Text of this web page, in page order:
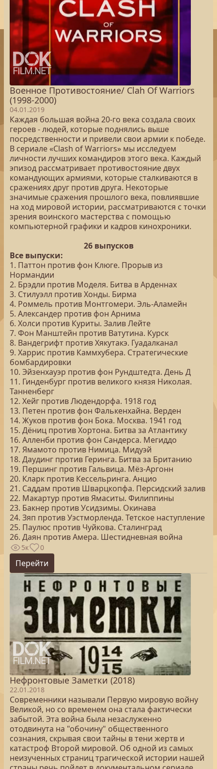
Военное Противостояние/ Clah Of Warriors
(1998-2000)
04.01.2019
Каждая большая война 20-го века создала своих
героев - людей, которые поднялись выше
посредственности и привели свои армии к победе.
В сериале «Clash of Warriors» мы исследуем
личности лучших командиров этого века. Каждый
эпизод рассматривает противостояние двух
командующих армиями, которые сталкиваются в
сражениях друг против друга. Некоторые
значимые сражения прошлого века, повлиявшие
на ход мировой истории, рассматриваются с точки
зрения воинского мастерства с помощью
компьютерной графики и кадров кинохроники.
26 выпусков
Все выпуски:
1. Паттон против фон Клюге. Прорыв из
Нормандии
2. Брэдли против Моделя. Битва в Арденнах
3. Стилуэлл против Хонды. Бирма
4. Роммель против Монтгомери. Эль-Аламейн
5. Александер против фон Арнима
6. Холси против Куриты. Залив Лейте
7. Фон Манштейн против Ватутина. Курск
8. Вандегрифт против Хякутакэ. Гуадалканал
9. Харрис против Каммхубера. Стратегические
бомбардировки
10. Эйзенхауэр против фон Рундштедта. День Д
11. Гинденбург против великого князя Николая.
Танненберг
12. Хейг против Людендорфа. 1918 год
13. Петен против фон Фалькенхайна. Верден
14. Жуков против фон Бока. Москва. 1941 год
15. Дёниц против Хортона. Битва за Атлантику
16. Алленби против фон Сандерса. Мегиддо
17. Ямамото против Нимица. Мидуэй
18. Даудинг против Геринга. Битва за Британию
19. Першинг против Гальвица. Мёз-Аргонн
20. Кларк против Кессельринга. Анцио
21. Саддам против Шварцкопфа. Персидский залив
22. Макартур против Ямаситы. Филиппины
23. Бакнер против Усидзимы. Окинава
24. Зяп против Уэстморленда. Тетское наступление
25. Паулюс против Чуйкова. Сталинград
26. Даян против Амера. Шестидневная война
5к 0
Перейти
Нефронтовые Заметки (2018)
22.01.2018
Современники называли Первую мировую войну
Великой, но со временем она стала фактически
забытой. Эта война была незаслуженно
отодвинута на "обочину" общественного
сознания, скрывая свои тайны в тени жертв и
катастроф Второй мировой. Об одной из самых
неизученных страниц трагической истории нашей